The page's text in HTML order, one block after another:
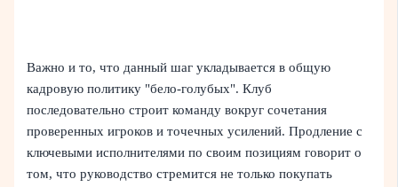
Важно и то, что данный шаг укладывается в общую
кадровую политику "бело-голубых". Клуб
последовательно строит команду вокруг сочетания
проверенных игроков и точечных усилений. Продление с
ключевыми исполнителями по своим позициям говорит о
том, что руководство стремится не только покупать